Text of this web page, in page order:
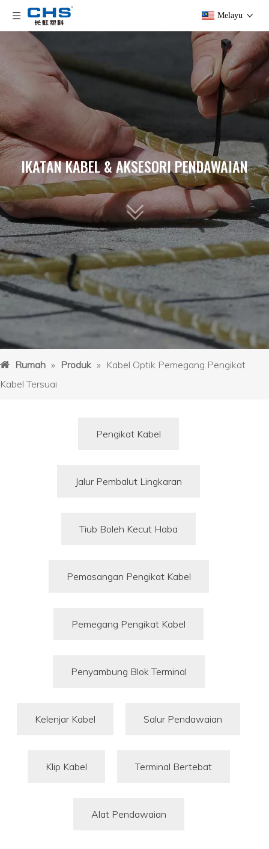
Melayu
IKATAN KABEL & AKSESORI PENDAWAIAN
Rumah » Produk » Kabel Optik Pemegang Pengikat
Kabel Tersuai
Pengikat Kabel
Jalur Pembalut Lingkaran
Tiub Boleh Kecut Haba
Pemasangan Pengikat Kabel
Pemegang Pengikat Kabel
Penyambung Blok Terminal
Kelenjar Kabel Salur Pendawaian
Klip Kabel Terminal Bertebat
Alat Pendawaian